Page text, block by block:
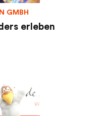
GMBH
erleben